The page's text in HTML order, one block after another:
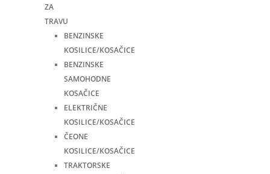
ZA
TRAVU
BENZINSKE
KOSILICE/KOSAČICE
BENZINSKE
SAMOHODNE
KOSAČICE
ELEKTRIČNE
KOSILICE/KOSAČICE
ČEONE
KOSILICE/KOSAČICE
TRAKTORSKE